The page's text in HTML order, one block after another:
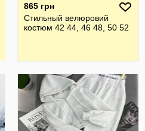
865 грн
Стильный велюровий
костюм 42 44, 46 48, 50 52